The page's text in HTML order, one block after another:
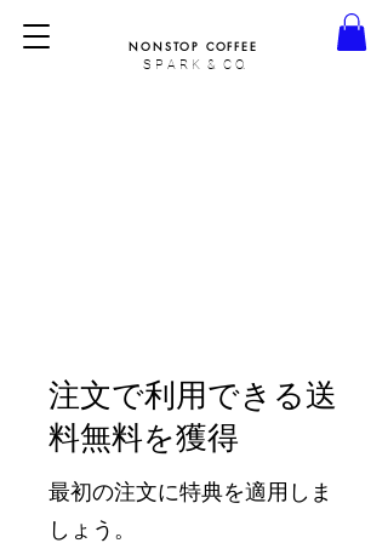
NONSTOP COFFEE
S P A R K & C O.
注文で利用できる送
料無料を獲得
最初の注文に特典を適用しま
しょう。